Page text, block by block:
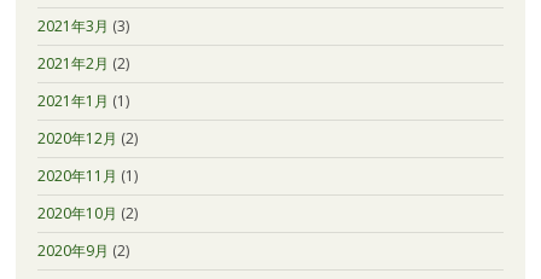
2021年3月 (3)
2021年2月 (2)
2021年1月 (1)
2020年12月 (2)
2020年11月 (1)
2020年10月 (2)
2020年9月 (2)